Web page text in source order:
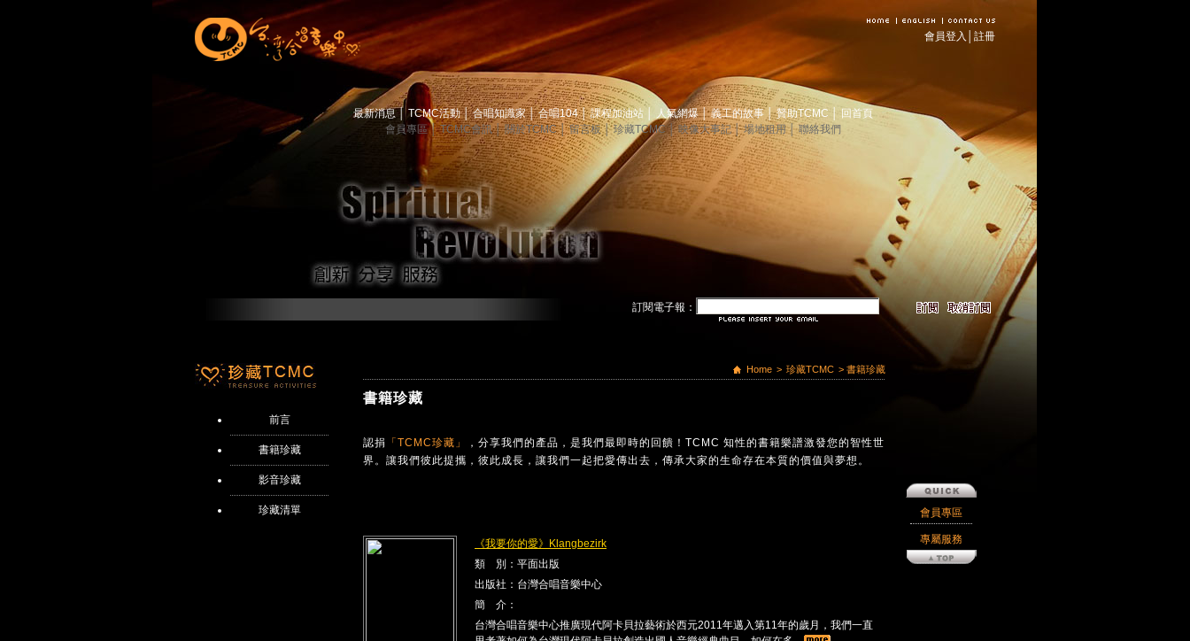
註冊
會員登入
最新消息 TCMC活動│ 合唱知識家│ 合唱104│ 課程加油站 人氣網爆│ 義工的故事 │ 贊助TCMC │ 回首頁
會員專區│ TCMC會訊│ 關於TCMC│ 留言板│ 珍藏TCMC│ 映像大事記│ 場地租用│ 聯絡我們
訂閱電子報：
前言
書籍珍藏
影音珍藏
珍藏清單
Home > 珍藏TCMC > 書籍珍藏
書籍珍藏
認捐 「TCMC珍藏」
，分享我們的產品，是我們最即時的回饋！TCMC 知性的書籍樂譜激發您的智性世
界。讓我們彼此提攜，彼此成長，讓我們一起把愛傳出去，傳承大家的生命存在本質的價值與夢想。
《我要你的愛》Klangbezirk
類 別：平面出版
出版社：台灣合唱音樂中心
簡 介：
台灣合唱音樂中心推廣現代阿卡貝拉藝術於西元2011年邁入第11年的歲月，我們一直
會員專區
專屬服務